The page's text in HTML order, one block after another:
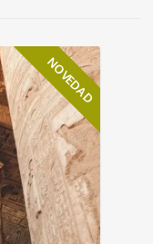
NOVEDAD